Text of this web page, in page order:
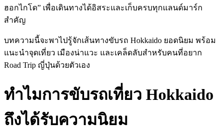
ฮอกไกโด” เพื่อเดินทางได้อิสระและเก็บครบทุกแลนด์มาร์ก
สำคัญ
บทความนี้จะพาไปรู้จักเส้นทางขับรถ Hokkaido ยอดนิยม พร้อม
แนะนำจุดเที่ยว เมืองน่าแวะ และเคล็ดลับสำหรับคนที่อยาก
Road Trip ญี่ปุ่นด้วยตัวเอง
ทำไมการขับรถเที่ยว Hokkaido
ถึงได้รับความนิยม